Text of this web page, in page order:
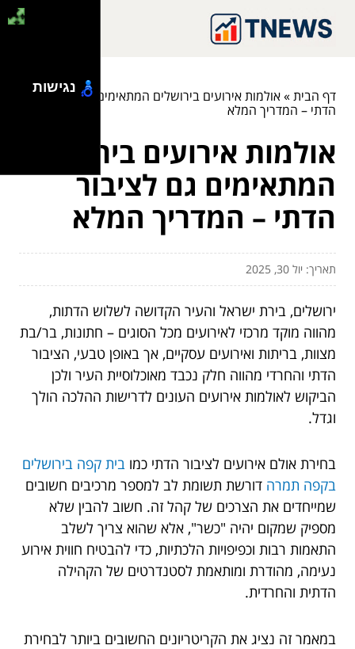
דף הבית»אולמות אירועים בירושלים המתאימים גם לציבור
הדתי – המדריך המלא
אולמות אירועים בירושלים
המתאימים גם לציבור
הדתי – המדריך המלא
תאריך: יול 30, 2025
ירושלים, בירת ישראל והעיר הקדושה לשלוש הדתות,
מהווה מוקד מרכזי לאירועים מכל הסוגים – חתונות, בר/בת
מצוות, בריתות ואירועים עסקיים, אך באופן טבעי, הציבור
הדתי והחרדי מהווה חלק נכבד מאוכלוסיית העיר ולכן
הביקוש לאולמות אירועים העונים לדרישות ההלכה הולך
וגדל.
בחירת אולם אירועים לציבור הדתי כמו בית קפה בירושלים
בקפה תמרה דורשת תשומת לב למספר מרכיבים חשובים
שמייחדים את הצרכים של קהל זה. חשוב להבין שלא
מספיק שמקום יהיה "כשר", אלא שהוא צריך לשלב
התאמות רבות וכפיפויות הלכתיות, כדי להבטיח חווית אירוע
נעימה, מהודרת ומותאמת לסטנדרטים של הקהילה
הדתית והחרדית.
במאמר זה נציג את הקריטריונים החשובים ביותר לבחירת
נגישות